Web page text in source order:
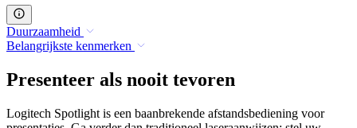
Duurzaamheid
Belangrijkste kenmerken
Presenteer als nooit tevoren
Logitech Spotlight is een baanbrekende afstandsbediening voor